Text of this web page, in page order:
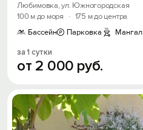
Любимовка, ул. Южногородская
100 м до моря
· 175 м до центра
Бассейн
Парковка Мангал
за 1 сутки
от 2 000 руб.